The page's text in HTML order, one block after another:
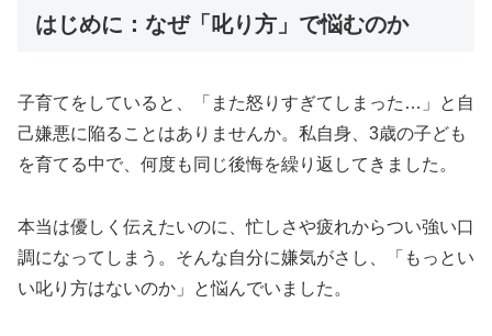
はじめに：なぜ「叱り方」で悩むのか
子育てをしていると、「また怒りすぎてしまった…」と自
己嫌悪に陥ることはありませんか。私自身、3歳の子ども
を育てる中で、何度も同じ後悔を繰り返してきました。
本当は優しく伝えたいのに、忙しさや疲れからつい強い口
調になってしまう。そんな自分に嫌気がさし、「もっとい
い叱り方はないのか」と悩んでいました。